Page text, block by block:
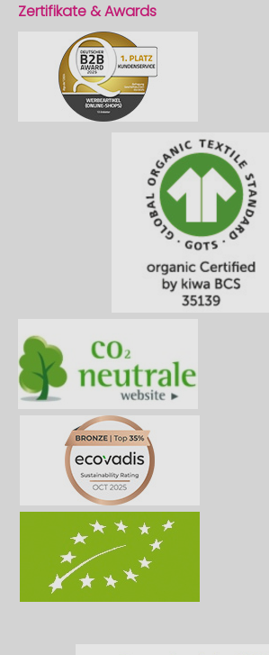
Zertifikate & Awards